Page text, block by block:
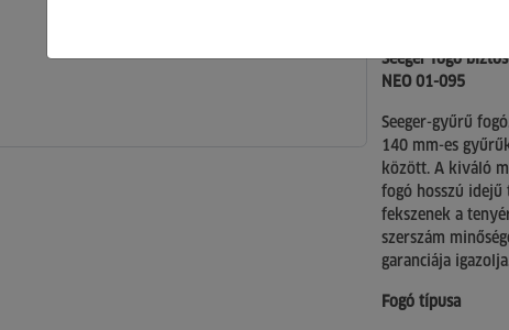
Seeger fogó
NEO 01-095
Seeger-gyűrű
140 mm-es
között. A kiváló
fogó hosszú idejű
fekszenek a
szerszám
garanciája
Fogó típusa